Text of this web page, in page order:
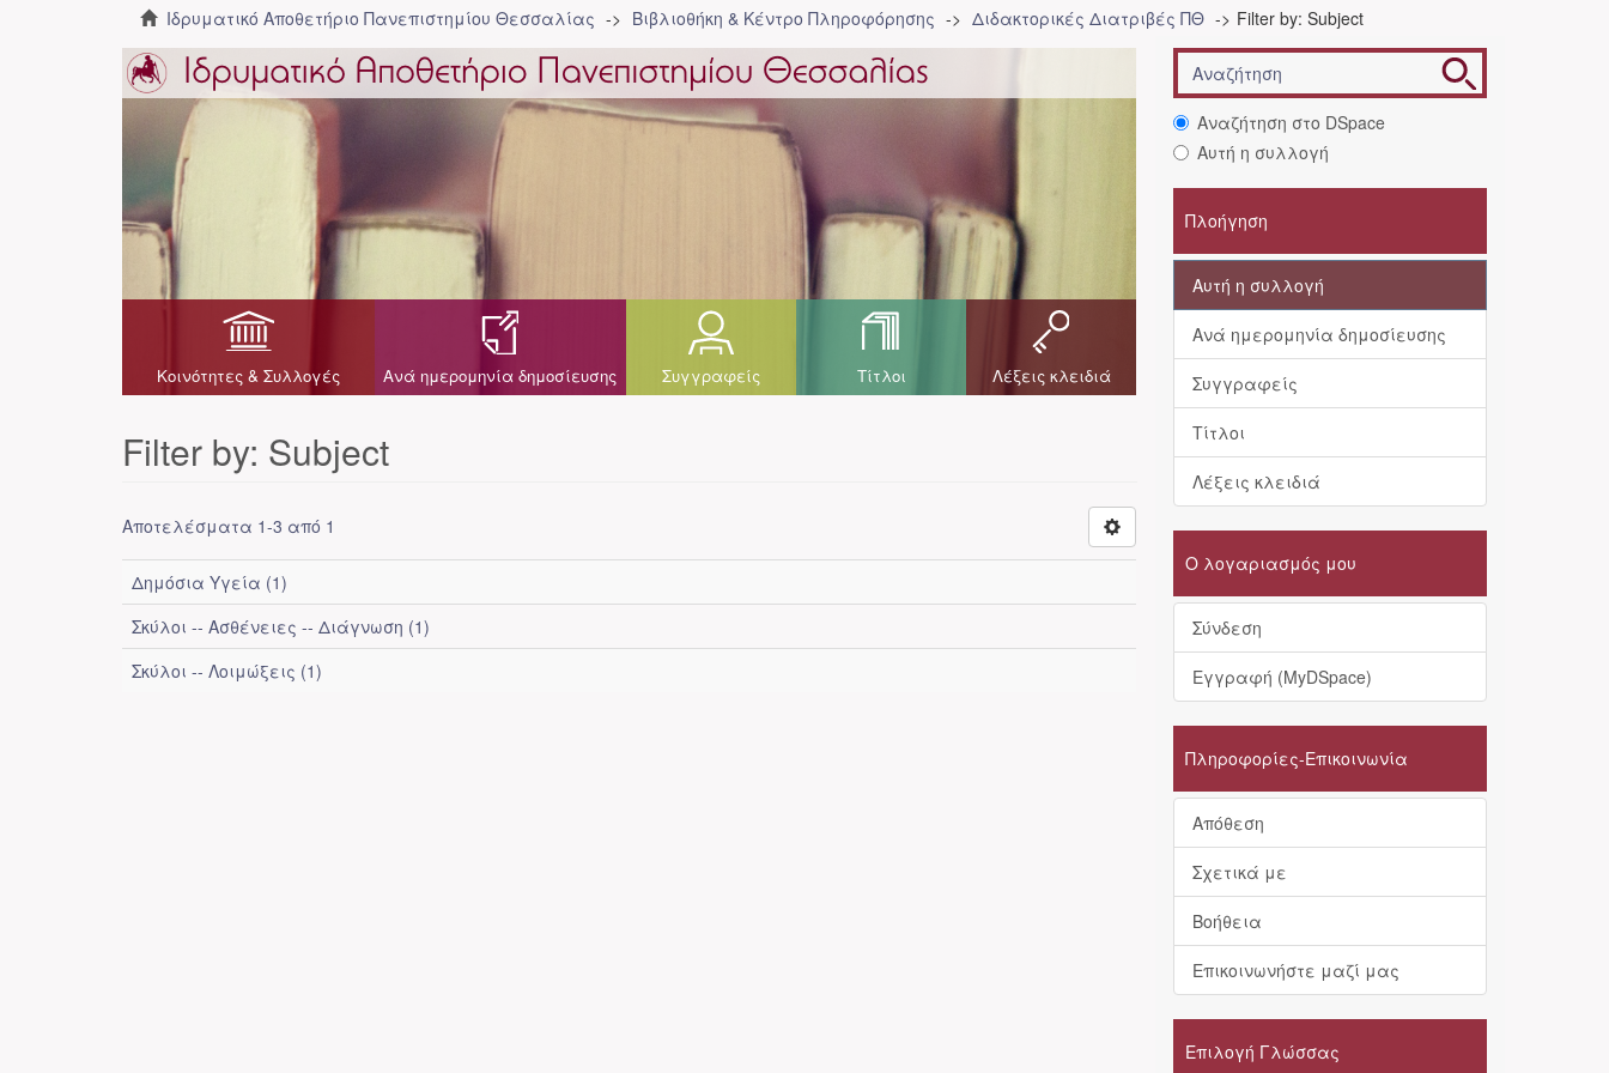
Ιδρυματικό Αποθετήριο Πανεπιστημίου Θεσσαλίας Βιβλιοθήκη & Κέντρο Πληροφόρησης Διδακτορικές Διατριβές ΠΘ Filter by: Subject
Κοινότητες & Συλλογές Ανά ημερομηνία δημοσίευσης Συγγραφείς Τίτλοι Λέξεις κλειδιά
Filter by: Subject
Αποτελέσματα 1-3 από 1
Δημόσια Υγεία (1)
Σκύλοι -- Ασθένειες -- Διάγνωση (1)
Σκύλοι -- Λοιμώξεις (1)
Αναζήτηση στο DSpace
Αυτή η συλλογή
Πλοήγηση
Αυτή η συλλογή
Ανά ημερομηνία δημοσίευσης
Συγγραφείς
Τίτλοι
Λέξεις κλειδιά
Ο λογαριασμός μου
Σύνδεση
Εγγραφή (MyDSpace)
Πληροφορίες-Επικοινωνία
Απόθεση
Σχετικά με
Βοήθεια
Επικοινωνήστε μαζί μας
Επιλογή Γλώσσας